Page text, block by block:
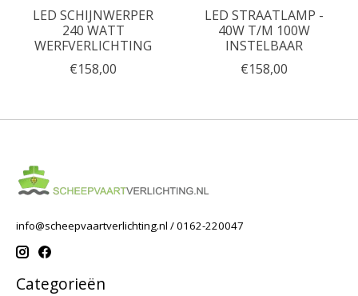
LED SCHIJNWERPER
240 WATT
WERFVERLICHTING
€158,00
LED STRAATLAMP -
40W T/M 100W
INSTELBAAR
€158,00
info@scheepvaartverlichting.nl / 0162-220047
Categorieën